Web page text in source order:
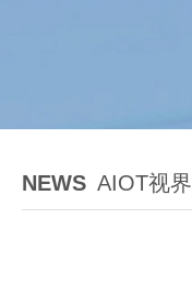
NEWS AIOT视界